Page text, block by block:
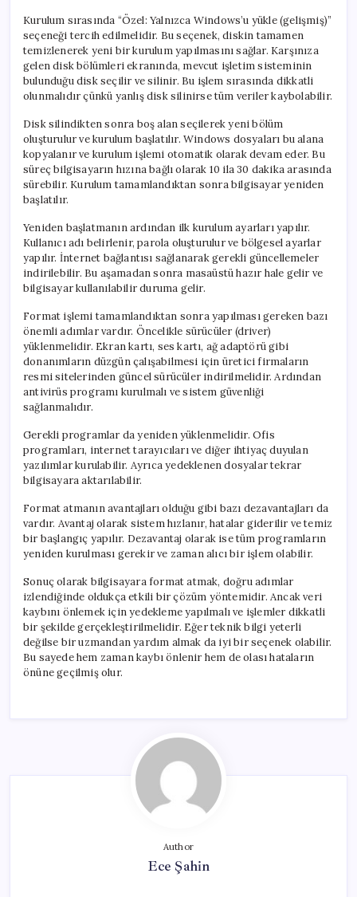
Kurulum sırasında “Özel: Yalnızca Windows’u yükle (gelişmiş)”
seçeneği tercih edilmelidir. Bu seçenek, diskin tamamen
temizlenerek yeni bir kurulum yapılmasını sağlar. Karşınıza
gelen disk bölümleri ekranında, mevcut işletim sisteminin
bulunduğu disk seçilir ve silinir. Bu işlem sırasında dikkatli
olunmalıdır çünkü yanlış disk silinirse tüm veriler kaybolabilir.
Disk silindikten sonra boş alan seçilerek yeni bölüm
oluşturulur ve kurulum başlatılır. Windows dosyaları bu alana
kopyalanır ve kurulum işlemi otomatik olarak devam eder. Bu
süreç bilgisayarın hızına bağlı olarak 10 ila 30 dakika arasında
sürebilir. Kurulum tamamlandıktan sonra bilgisayar yeniden
başlatılır.
Yeniden başlatmanın ardından ilk kurulum ayarları yapılır.
Kullanıcı adı belirlenir, parola oluşturulur ve bölgesel ayarlar
yapılır. İnternet bağlantısı sağlanarak gerekli güncellemeler
indirilebilir. Bu aşamadan sonra masaüstü hazır hale gelir ve
bilgisayar kullanılabilir duruma gelir.
Format işlemi tamamlandıktan sonra yapılması gereken bazı
önemli adımlar vardır. Öncelikle sürücüler (driver)
yüklenmelidir. Ekran kartı, ses kartı, ağ adaptörü gibi
donanımların düzgün çalışabilmesi için üretici firmaların
resmi sitelerinden güncel sürücüler indirilmelidir. Ardından
antivirüs programı kurulmalı ve sistem güvenliği
sağlanmalıdır.
Gerekli programlar da yeniden yüklenmelidir. Ofis
programları, internet tarayıcıları ve diğer ihtiyaç duyulan
yazılımlar kurulabilir. Ayrıca yedeklenen dosyalar tekrar
bilgisayara aktarılabilir.
Format atmanın avantajları olduğu gibi bazı dezavantajları da
vardır. Avantaj olarak sistem hızlanır, hatalar giderilir ve temiz
bir başlangıç yapılır. Dezavantaj olarak ise tüm programların
yeniden kurulması gerekir ve zaman alıcı bir işlem olabilir.
Sonuç olarak bilgisayara format atmak, doğru adımlar
izlendiğinde oldukça etkili bir çözüm yöntemidir. Ancak veri
kaybını önlemek için yedekleme yapılmalı ve işlemler dikkatli
bir şekilde gerçekleştirilmelidir. Eğer teknik bilgi yeterli
değilse bir uzmandan yardım almak da iyi bir seçenek olabilir.
Bu sayede hem zaman kaybı önlenir hem de olası hataların
önüne geçilmiş olur.
Author
Ece Şahin